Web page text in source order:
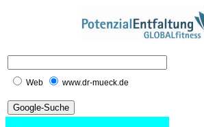
Web www.dr-mueck.de